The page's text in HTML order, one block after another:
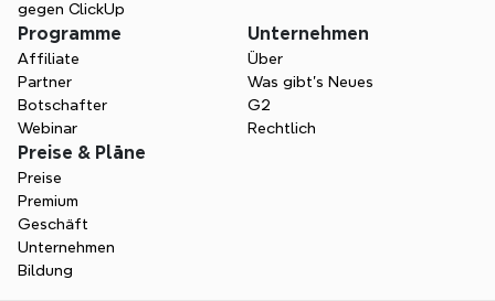
gegen ClickUp
Programme
Affiliate
Partner
Botschafter
Webinar
Unternehmen
Über
Was gibt's Neues
G2
Rechtlich
Preise & Pläne
Preise
Premium
Geschäft
Unternehmen
Bildung